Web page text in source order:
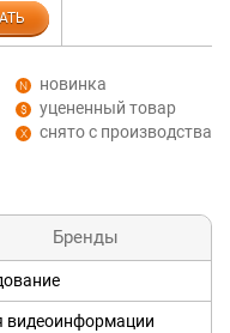
Бренды
видеоинформации
новинка
уцененный товар
снято с производства